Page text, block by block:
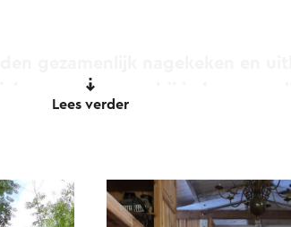
ervaring waarbij iedereen
en heerlijke Limburgse
Lees verder